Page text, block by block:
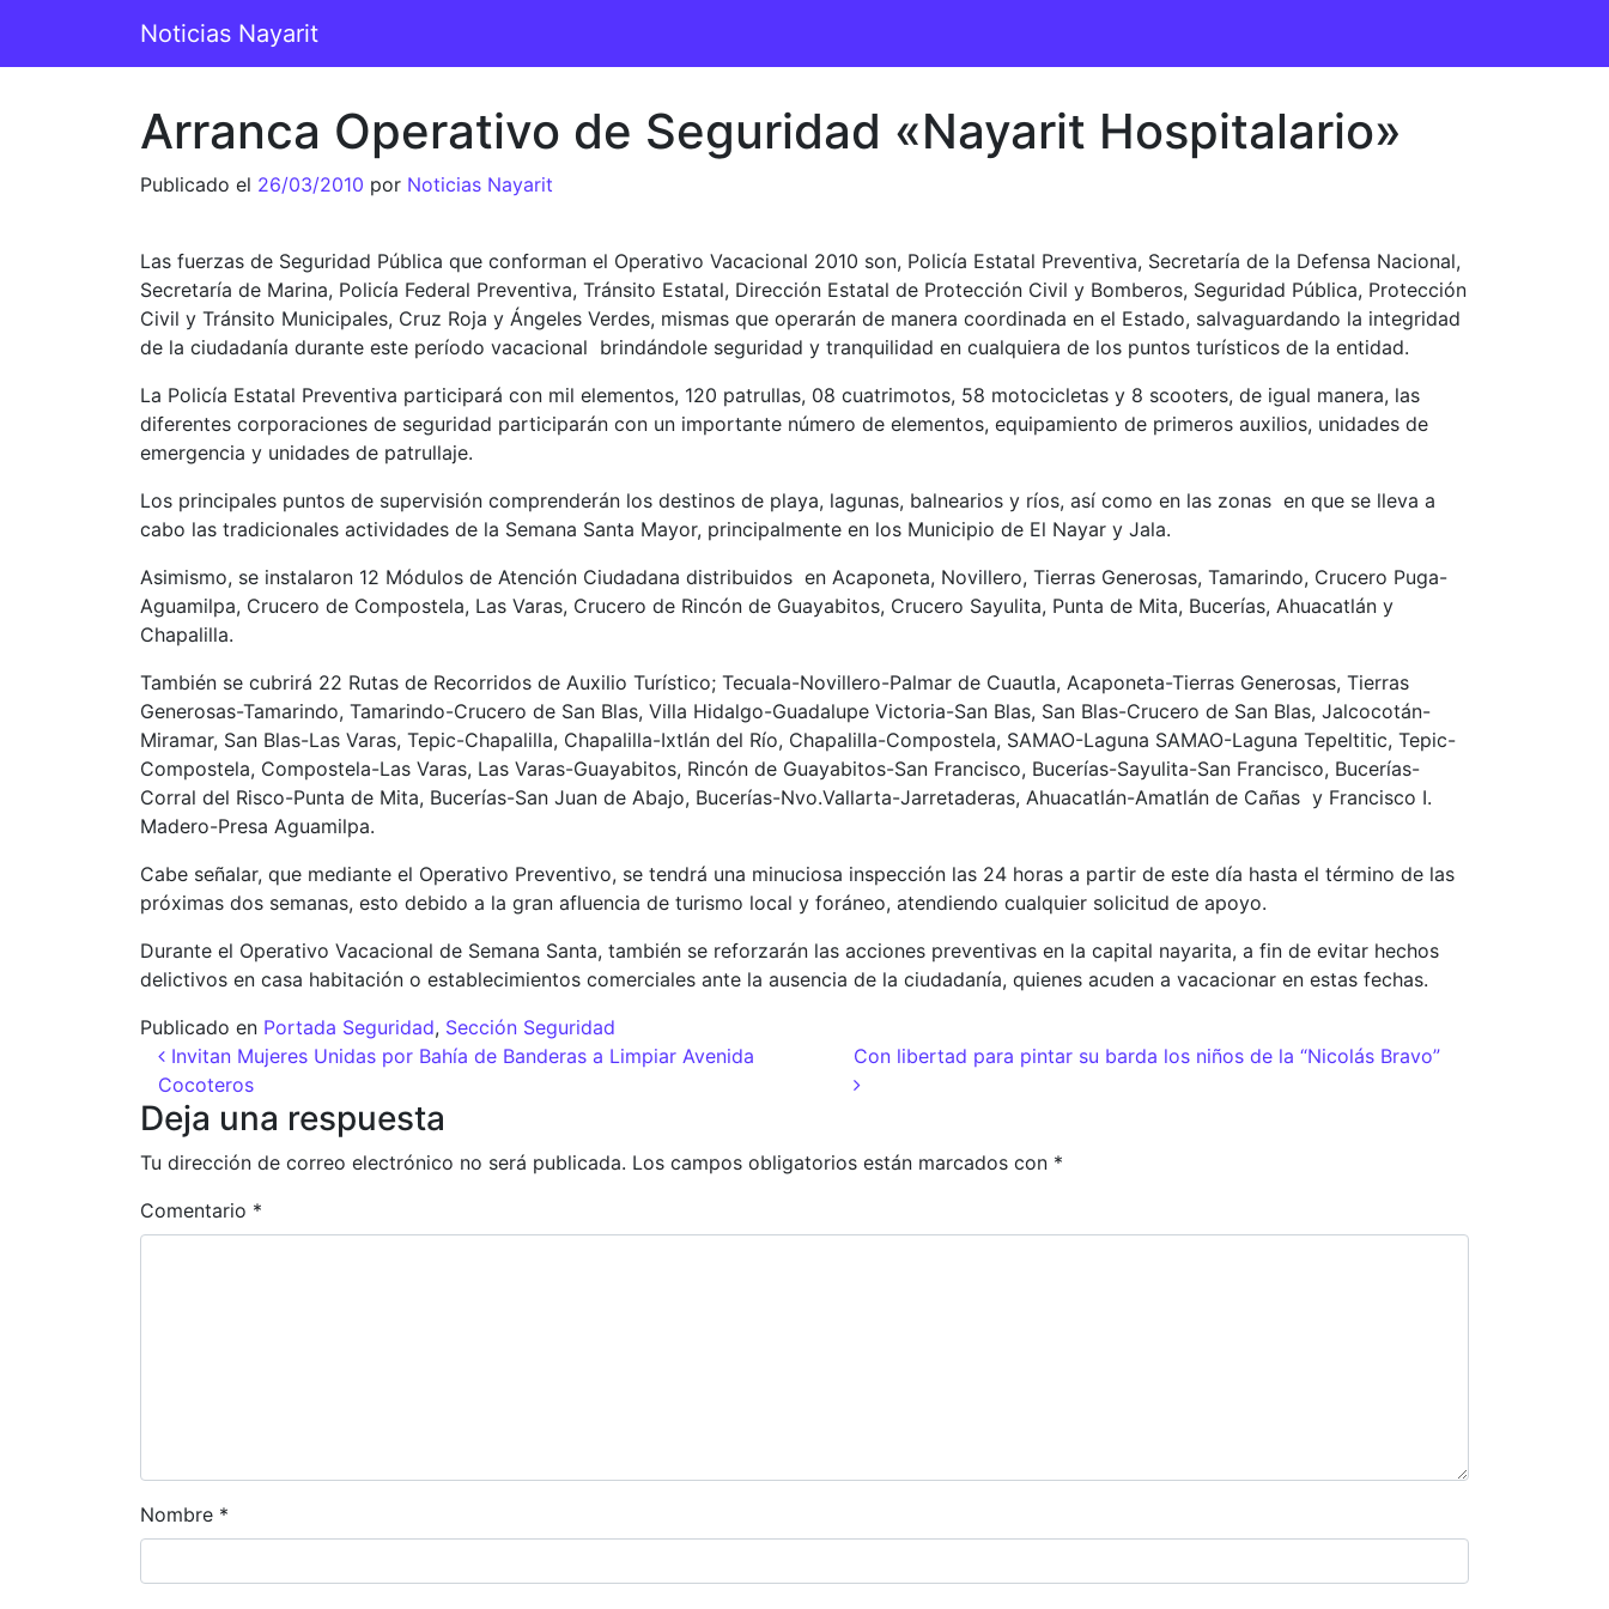
Navegación principal
Noticias Nayarit
Arranca Operativo de Seguridad «Nayarit Hospitalario»
Publicado el 26/03/2010 por Noticias Nayarit
Las fuerzas de Seguridad Pública que conforman el Operativo Vacacional 2010 son, Policía Estatal Preventiva, Secretaría de la Defensa Nacional,
Secretaría de Marina, Policía Federal Preventiva, Tránsito Estatal, Dirección Estatal de Protección Civil y Bomberos, Seguridad Pública, Protección
Civil y Tránsito Municipales, Cruz Roja y Ángeles Verdes, mismas que operarán de manera coordinada en el Estado, salvaguardando la integridad
de la ciudadanía durante este período vacacional brindándole seguridad y tranquilidad en cualquiera de los puntos turísticos de la entidad.
La Policía Estatal Preventiva participará con mil elementos, 120 patrullas, 08 cuatrimotos, 58 motocicletas y 8 scooters, de igual manera, las
diferentes corporaciones de seguridad participarán con un importante número de elementos, equipamiento de primeros auxilios, unidades de
emergencia y unidades de patrullaje.
Los principales puntos de supervisión comprenderán los destinos de playa, lagunas, balnearios y ríos, así como en las zonas en que se lleva a
cabo las tradicionales actividades de la Semana Santa Mayor, principalmente en los Municipio de El Nayar y Jala.
Asimismo, se instalaron 12 Módulos de Atención Ciudadana distribuidos en Acaponeta, Novillero, Tierras Generosas, Tamarindo, Crucero Puga-
Aguamilpa, Crucero de Compostela, Las Varas, Crucero de Rincón de Guayabitos, Crucero Sayulita, Punta de Mita, Bucerías, Ahuacatlán y
Chapalilla.
También se cubrirá 22 Rutas de Recorridos de Auxilio Turístico; Tecuala-Novillero-Palmar de Cuautla, Acaponeta-Tierras Generosas, Tierras
Generosas-Tamarindo, Tamarindo-Crucero de San Blas, Villa Hidalgo-Guadalupe Victoria-San Blas, San Blas-Crucero de San Blas, Jalcocotán-
Miramar, San Blas-Las Varas, Tepic-Chapalilla, Chapalilla-Ixtlán del Río, Chapalilla-Compostela, SAMAO-Laguna SAMAO-Laguna Tepeltitic, Tepic-
Compostela, Compostela-Las Varas, Las Varas-Guayabitos, Rincón de Guayabitos-San Francisco, Bucerías-Sayulita-San Francisco, Bucerías-
Corral del Risco-Punta de Mita, Bucerías-San Juan de Abajo, Bucerías-Nvo.Vallarta-Jarretaderas, Ahuacatlán-Amatlán de Cañas y Francisco I.
Madero-Presa Aguamilpa.
Cabe señalar, que mediante el Operativo Preventivo, se tendrá una minuciosa inspección las 24 horas a partir de este día hasta el término de las
próximas dos semanas, esto debido a la gran afluencia de turismo local y foráneo, atendiendo cualquier solicitud de apoyo.
Durante el Operativo Vacacional de Semana Santa, también se reforzarán las acciones preventivas en la capital nayarita, a fin de evitar hechos
delictivos en casa habitación o establecimientos comerciales ante la ausencia de la ciudadanía, quienes acuden a vacacionar en estas fechas.
Publicado en Portada Seguridad, Sección Seguridad
Navegación de entradas
Invitan Mujeres Unidas por Bahía de Banderas a Limpiar Avenida
Cocoteros
Con libertad para pintar su barda los niños de la “Nicolás Bravo”
Deja una respuesta
Tu dirección de correo electrónico no será publicada. Los campos obligatorios están marcados con *
Comentario *
Nombre *